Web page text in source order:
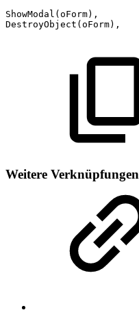
ShowModal(oForm),
DestroyObject(oForm),
Weitere Verknüpfungen